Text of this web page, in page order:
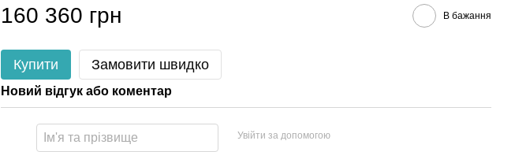
160 360 грн В бажання
Купити Замовити швидко
Новий відгук або коментар
Увійти за допомогою